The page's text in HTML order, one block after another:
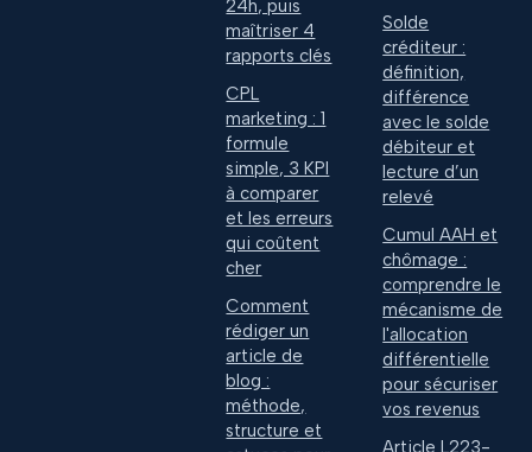
24h, puis
maîtriser 4
rapports clés
CPL
marketing : 1
formule
simple, 3 KPI
à comparer
et les erreurs
qui coûtent
cher
Comment
rédiger un
article de
blog :
méthode,
structure et
Solde
créditeur :
définition,
différence
avec le solde
débiteur et
lecture d’un
relevé
Cumul AAH et
chômage :
comprendre le
mécanisme de
l'allocation
différentielle
pour sécuriser
vos revenus
Article L223-